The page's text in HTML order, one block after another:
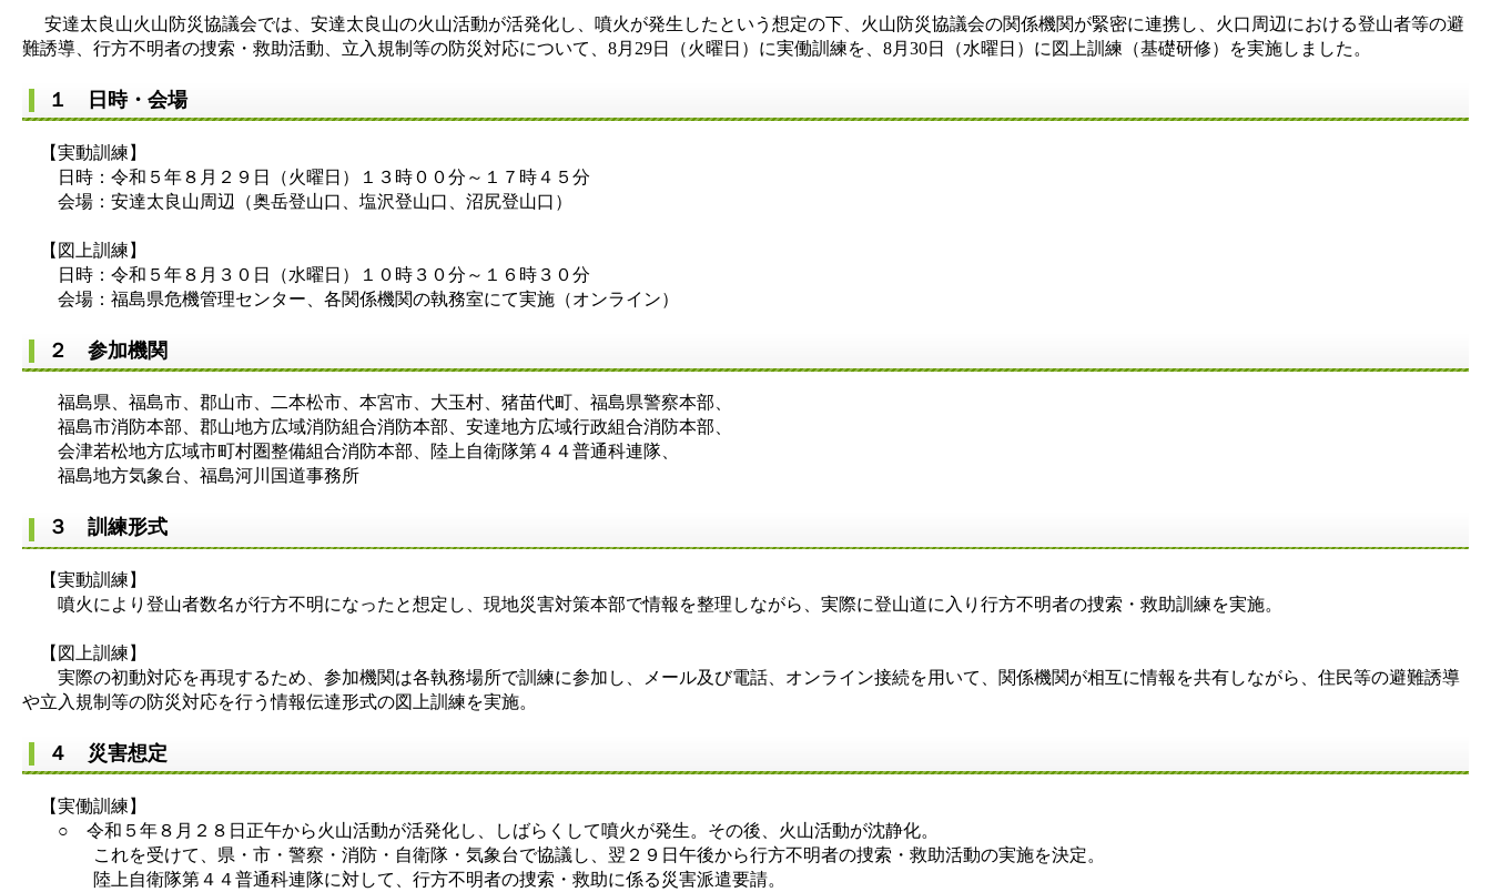
安達太良山火山防災協議会では、安達太良山の火山活動が活発化し、噴火が発生したという想定の下、火山防災協議会の関係機関が緊密に連携し、火口周辺における登山者等の避
難誘導、行方不明者の捜索・救助活動、立入規制等の防災対応について、8月29日（火曜日）に実働訓練を、8月30日（水曜日）に図上訓練（基礎研修）を実施しました。
１ 日時・会場
【実動訓練】
日時：令和５年８月２９日（火曜日）１３時００分～１７時４５分
会場：安達太良山周辺（奥岳登山口、塩沢登山口、沼尻登山口）
【図上訓練】
日時：令和５年８月３０日（水曜日）１０時３０分～１６時３０分
会場：福島県危機管理センター、各関係機関の執務室にて実施（オンライン）
２ 参加機関
福島県、福島市、郡山市、二本松市、本宮市、大玉村、猪苗代町、福島県警察本部、
福島市消防本部、郡山地方広域消防組合消防本部、安達地方広域行政組合消防本部、
会津若松地方広域市町村圏整備組合消防本部、陸上自衛隊第４４普通科連隊、
福島地方気象台、福島河川国道事務所
３ 訓練形式
【実動訓練】
噴火により登山者数名が行方不明になったと想定し、現地災害対策本部で情報を整理しながら、実際に登山道に入り行方不明者の捜索・救助訓練を実施。
【図上訓練】
実際の初動対応を再現するため、参加機関は各執務場所で訓練に参加し、メール及び電話、オンライン接続を用いて、関係機関が相互に情報を共有しながら、住民等の避難誘導
や立入規制等の防災対応を行う情報伝達形式の図上訓練を実施。
４ 災害想定
【実働訓練】
○ 令和５年８月２８日正午から火山活動が活発化し、しばらくして噴火が発生。その後、火山活動が沈静化。
これを受けて、県・市・警察・消防・自衛隊・気象台で協議し、翌２９日午後から行方不明者の捜索・救助活動の実施を決定。
陸上自衛隊第４４普通科連隊に対して、行方不明者の捜索・救助に係る災害派遣要請。